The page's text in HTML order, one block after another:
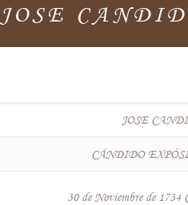
JOSE
JOSE
CÁNDIDO
30 de Noviembre de